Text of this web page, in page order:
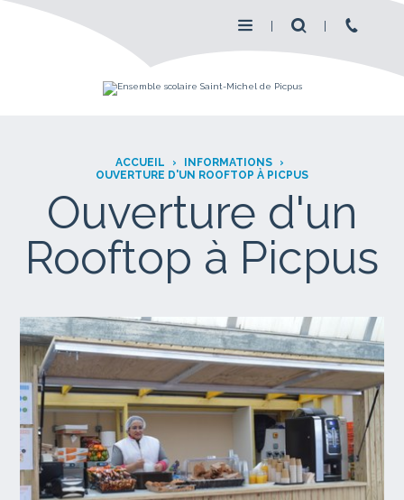
ACCUEIL › INFORMATIONS
›
OUVERTURE D'UN ROOFTOP À PICPUS
Ouverture d'un
Rooftop à Picpus